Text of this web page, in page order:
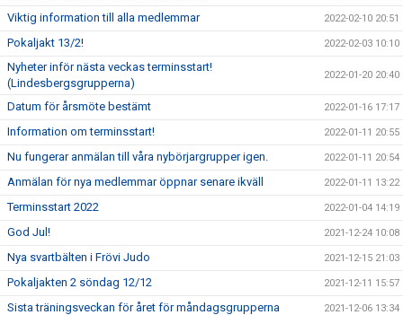
Viktig information till alla medlemmar 2022-02-10 20:51
Pokaljakt 13/2! 2022-02-03 10:10
Nyheter inför nästa veckas terminsstart!
(Lindesbergsgrupperna)
2022-01-20 20:40
Datum för årsmöte bestämt 2022-01-16 17:17
Information om terminsstart! 2022-01-11 20:55
Nu fungerar anmälan till våra nybörjargrupper igen. 2022-01-11 20:54
Anmälan för nya medlemmar öppnar senare ikväll 2022-01-11 13:22
Terminsstart 2022 2022-01-04 14:19
God Jul! 2021-12-24 10:08
Nya svartbälten i Frövi Judo 2021-12-15 21:03
Pokaljakten 2 söndag 12/12 2021-12-11 15:57
Sista träningsveckan för året för måndagsgrupperna 2021-12-06 13:34